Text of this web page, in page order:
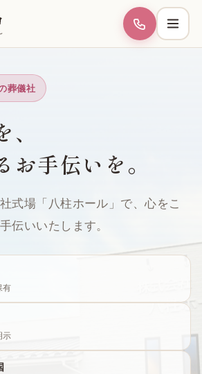
葬儀社
お手伝いを。
式場「八柱ホール」で、心をこ
伝いいたします。
有
示